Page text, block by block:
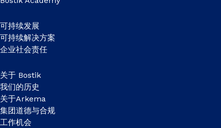
可持续发展
可持续解决方案
企业社会责任
关于 Bostik
我们的历史
关于Arkema
集团道德与合规
工作机会